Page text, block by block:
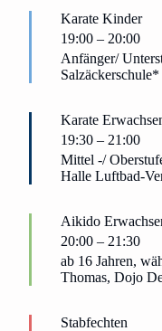
Karate Kinder
19:00 – 20:00
Anfänger/
Salzäckerschule*
Karate
19:30 – 21:00
Mittel -/
Halle Luftbad-
Aikido
20:00 – 21:30
ab 16 Jahren,
Thomas, Dojo
Stabfechten